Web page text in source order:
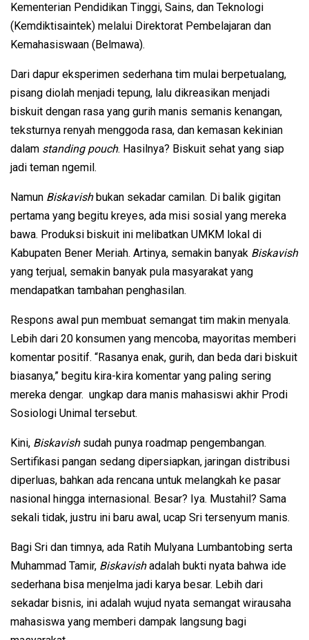
Kementerian Pendidikan Tinggi, Sains, dan Teknologi
(Kemdiktisaintek) melalui Direktorat Pembelajaran dan
Kemahasiswaan (Belmawa).
Dari dapur eksperimen sederhana tim mulai berpetualang,
pisang diolah menjadi tepung, lalu dikreasikan menjadi
biskuit dengan rasa yang gurih manis semanis kenangan,
teksturnya renyah menggoda rasa, dan kemasan kekinian
dalam standing pouch. Hasilnya? Biskuit sehat yang siap
jadi teman ngemil.
Namun Biskavishbukan sekadar camilan. Di balik gigitan
pertama yang begitu kreyes, ada misi sosial yang mereka
bawa. Produksi biskuit ini melibatkan UMKM lokal di
Kabupaten Bener Meriah. Artinya, semakin banyak Biskavish
yang terjual, semakin banyak pula masyarakat yang
mendapatkan tambahan penghasilan.
Respons awal pun membuat semangat tim makin menyala.
Lebih dari 20 konsumen yang mencoba, mayoritas memberi
komentar positif. “Rasanya enak, gurih, dan beda dari biskuit
biasanya,” begitu kira-kira komentar yang paling sering
mereka dengar. ungkap dara manis mahasiswi akhir Prodi
Sosiologi Unimal tersebut.
Kini, Biskavishsudah punya roadmap pengembangan.
Sertifikasi pangan sedang dipersiapkan, jaringan distribusi
diperluas, bahkan ada rencana untuk melangkah ke pasar
nasional hingga internasional. Besar? Iya. Mustahil? Sama
sekali tidak, justru ini baru awal, ucap Sri tersenyum manis.
Bagi Sri dan timnya, ada Ratih Mulyana Lumbantobing serta
Muhammad Tamir, Biskavishadalah bukti nyata bahwa ide
sederhana bisa menjelma jadi karya besar. Lebih dari
sekadar bisnis, ini adalah wujud nyata semangat wirausaha
mahasiswa yang memberi dampak langsung bagi